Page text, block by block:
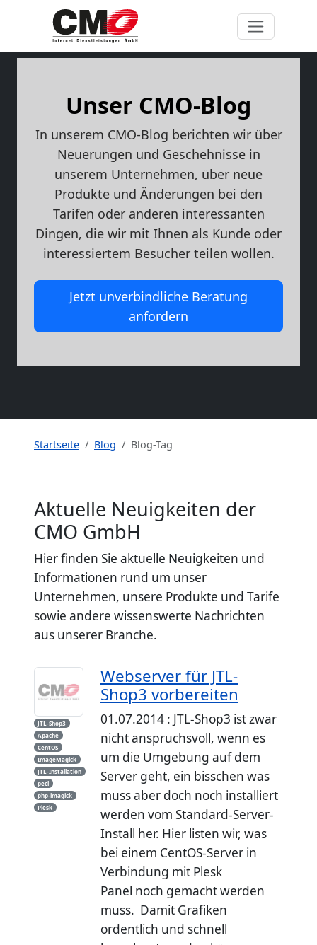
Unser CMO-Blog
In unserem CMO-Blog berichten wir über
Neuerungen und Geschehnisse in
unserem Unternehmen, über neue
Produkte und Änderungen bei den
Tarifen oder anderen interessanten
Dingen, die wir mit Ihnen als Kunde oder
interessiertem Besucher teilen wollen.
Jetzt unverbindliche Beratung
anfordern
Startseite Blog Blog-Tag
Aktuelle Neuigkeiten der
CMO GmbH
Hier finden Sie aktuelle Neuigkeiten und
Informationen rund um unser
Unternehmen, unsere Produkte und Tarife
sowie andere wissenswerte Nachrichten
aus unserer Branche.
JTL-Shop3
Apache
CentOS
ImageMagick
JTL-Installation
pecl
php-imagick
Plesk
Webserver für JTL-
Shop3 vorbereiten
01.07.2014 : JTL-Shop3 ist zwar
nicht anspruchsvoll, wenn es
um die Umgebung auf dem
Server geht, ein bisschen was
muss aber doch noch installiert
werden vom Standard-Server-
Install her. Hier listen wir, was
bei einem CentOS-Server in
Verbindung mit Plesk
Panel noch gemacht werden
muss. Damit Grafiken
ordentlich und schnell